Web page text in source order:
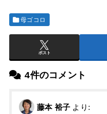
母ゴコロ
ポスト
4件のコメント
藤本 裕子 より: